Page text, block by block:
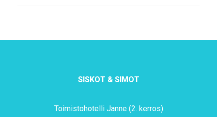
SISKOT & SIMOT
Toimistohotelli Janne (2. kerros)